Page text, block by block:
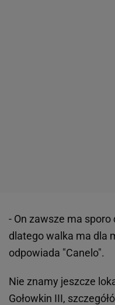
- On zawsze ma
dlatego walka ma dla
odpowiada "Canelo".
Nie znamy jeszcze
Gołowkin III,